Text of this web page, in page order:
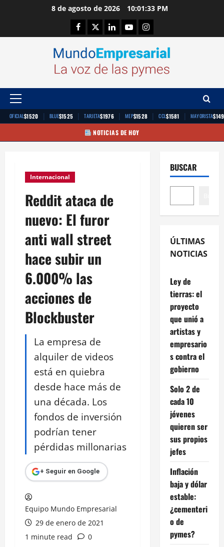
8 de agosto de 2026 10:01:34 PM
Facebook
TwitterLinkedinYoutubeInstagram
Menú
principal
OFICIAL$1520 | BLUE$1525 | TARJETA$1976 | MEP$1528 | CCL$1581 | MAYORISTA
NOTICIAS DE HOY
Internacional
Reddit ataca de
nuevo: El furor
anti wall street
hace subir un
6.000% las
acciones de
Blockbuster
La empresa de
alquiler de videos
está en quiebra
desde hace más de
una década. Los
fondos de inversión
podrían tener
pérdidas millonarias
+ Seguir en Google
Equipo Mundo Empresarial
29 de enero de 2021
1 minute read
0
BUSCAR
ÚLTIMAS
NOTICIAS
Ley de
tierras: el
proyecto
que unió a
artistas y
empresario
s contra el
gobierno
Solo 2 de
cada 10
jóvenes
quieren ser
sus propios
jefes
Inflación
baja y dólar
estable:
¿cementeri
o de
pymes?